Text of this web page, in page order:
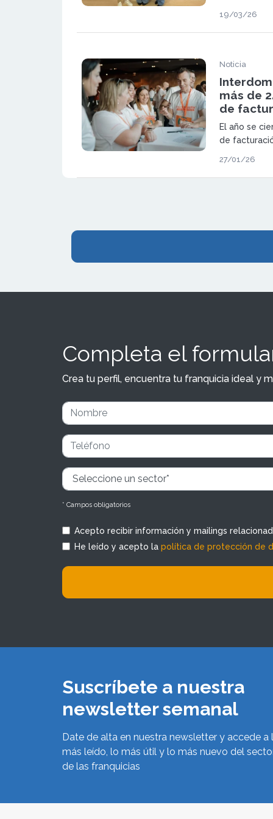
en un
la demanda
19/03/26
Noticia
más de
de
El año se
de
a 2026 con
27/01/26
Completa el
Crea tu perfil, encuentra tu franquicia ideal y
* Campos obligatorios
Acepto recibir información y mailings
He leído y acepto la política de protección de
Suscríbete a nuestra
newsletter semanal
Date de alta en nuestra newsletter y accede a
más leído, lo más útil y lo más nuevo del
de las franquicias